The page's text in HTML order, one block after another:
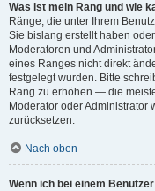
Was ist mein Rang und wie
Ränge, die unter Ihrem
Sie bislang erstellt haben
Moderatoren und
eines Ranges nicht direkt
festgelegt wurden. Bitte
Rang zu erhöhen — die
Moderator oder Administrator
zurücksetzen.
Nach oben
Wenn ich bei einem